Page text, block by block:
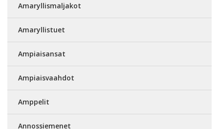
Amaryllismaljakot
Amaryllistuet
Ampiaisansat
Ampiaisvaahdot
Amppelit
Annossiemenet